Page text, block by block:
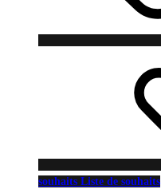
souhaits Liste de souhaits